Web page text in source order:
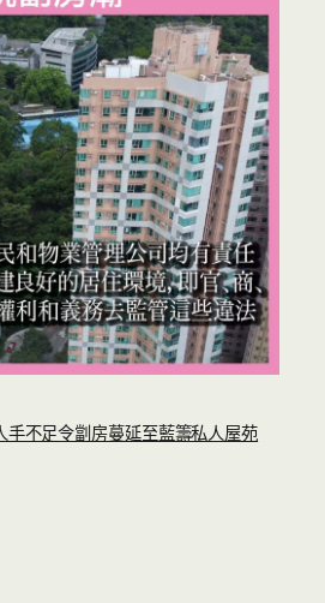
手不足令劏房蔓延至藍籌私人屋苑